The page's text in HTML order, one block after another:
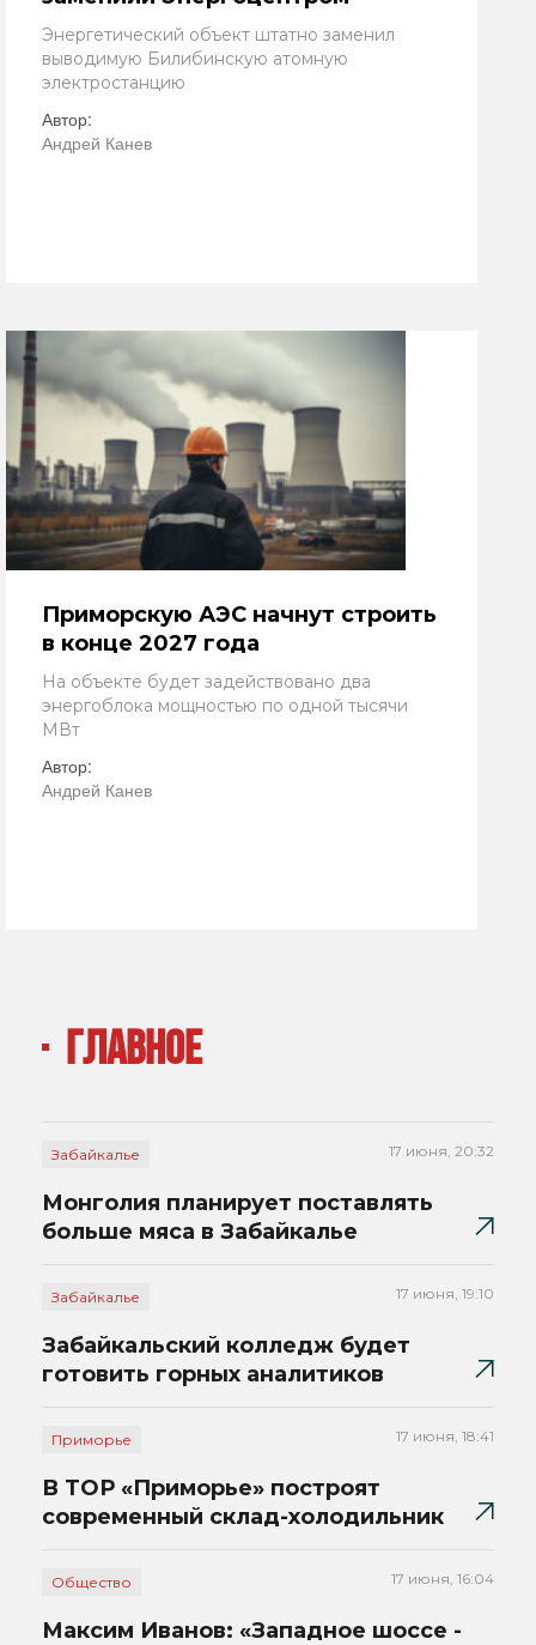
Энергетический объект штатно заменил
выводимую Билибинскую атомную
электростанцию
Автор:
Андрей Канев
Приморскую АЭС начнут строить
в конце 2027 года
На объекте будет задействовано два
энергоблока мощностью по одной тысячи
МВт
Автор:
Андрей Канев
ГЛАВНОЕ
Забайкалье 17 июня, 20:32
Монголия планирует поставлять
больше мяса в Забайкалье
Забайкалье 17 июня, 19:10
Забайкальский колледж будет
готовить горных аналитиков
Приморье 17 июня, 18:41
В ТОР «Приморье» построят
современный склад-холодильник
Общество 17 июня, 16:04
Максим Иванов: «Западное шоссе -